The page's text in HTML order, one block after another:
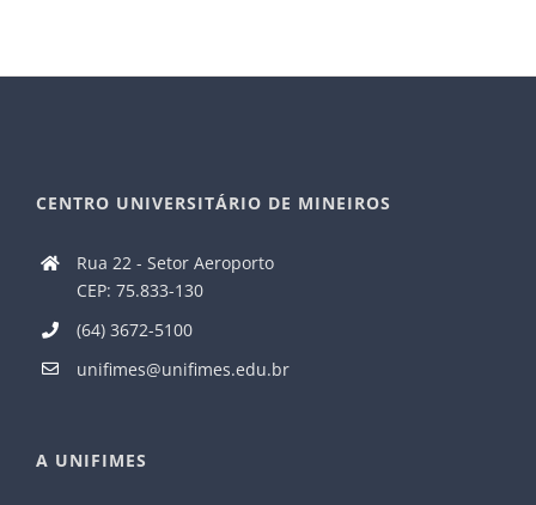
CENTRO UNIVERSITÁRIO DE MINEIROS
Rua 22 - Setor Aeroporto
CEP: 75.833-130
(64) 3672-5100
unifimes@unifimes.edu.br
A UNIFIMES